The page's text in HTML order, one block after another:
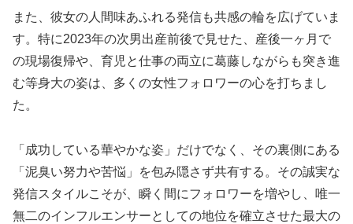
また、彼女の人間味あふれる発信も共感の輪を広げていま
す。特に2023年の次男出産前後で見せた、産後一ヶ月で
の現場復帰や、育児と仕事の両立に葛藤しながらも突き進
む等身大の姿は、多くの女性フォロワーの心を打ちまし
た。
「成功している華やかな姿」だけでなく、その裏側にある
「泥臭い努力や苦悩」を包み隠さず共有する。その誠実な
発信スタイルこそが、瞬く間にフォロワーを増やし、唯一
無二のインフルエンサーとしての地位を確立させた最大の